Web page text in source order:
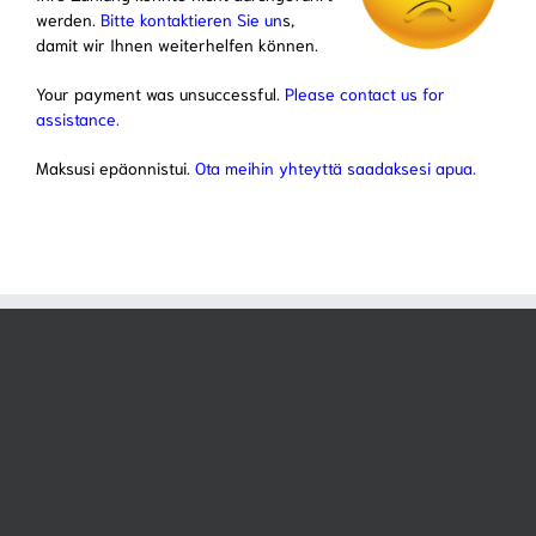
werden. Bitte kontaktieren Sie uns,
damit wir Ihnen weiterhelfen können.
Your payment was unsuccessful. Please contact us for
assistance.
Maksusi epäonnistui. Ota meihin yhteyttä saadaksesi apua.